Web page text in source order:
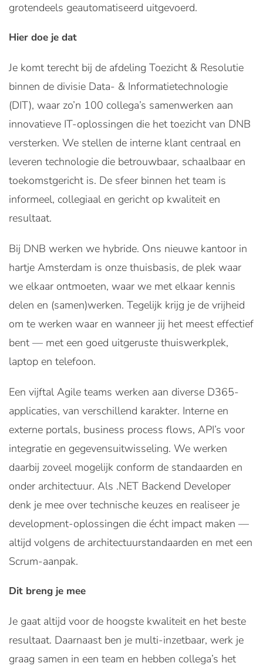
grotendeels geautomatiseerd uitgevoerd.
Hier doe je dat
Je komt terecht bij de afdeling Toezicht & Resolutie
binnen de divisie Data- & Informatietechnologie
(DIT), waar zo’n 100 collega’s samenwerken aan
innovatieve IT-oplossingen die het toezicht van DNB
versterken. We stellen de interne klant centraal en
leveren technologie die betrouwbaar, schaalbaar en
toekomstgericht is. De sfeer binnen het team is
informeel, collegiaal en gericht op kwaliteit en
resultaat.
Bij DNB werken we hybride. Ons nieuwe kantoor in
hartje Amsterdam is onze thuisbasis, de plek waar
we elkaar ontmoeten, waar we met elkaar kennis
delen en (samen)werken. Tegelijk krijg je de vrijheid
om te werken waar en wanneer jij het meest effectief
bent — met een goed uitgeruste thuiswerkplek,
laptop en telefoon.
Een vijftal Agile teams werken aan diverse D365-
applicaties, van verschillend karakter. Interne en
externe portals, business process flows, API’s voor
integratie en gegevensuitwisseling. We werken
daarbij zoveel mogelijk conform de standaarden en
onder architectuur. Als .NET Backend Developer
denk je mee over technische keuzes en realiseer je
development-oplossingen die écht impact maken —
altijd volgens de architectuurstandaarden en met een
Scrum-aanpak.
Dit breng je mee
Je gaat altijd voor de hoogste kwaliteit en het beste
resultaat. Daarnaast ben je multi-inzetbaar, werk je
graag samen in een team en hebben collega’s het